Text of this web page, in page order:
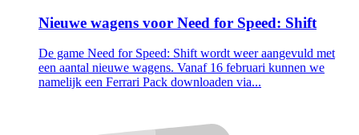
Nieuwe wagens voor Need for Speed: Shift
De game Need for Speed: Shift wordt weer aangevuld met
een aantal nieuwe wagens. Vanaf 16 februari kunnen we
namelijk een Ferrari Pack downloaden via...